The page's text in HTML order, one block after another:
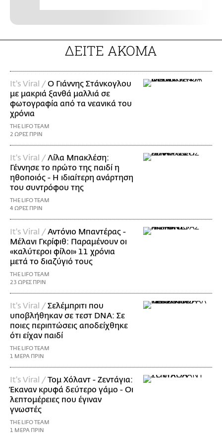
ΔΕΙΤΕ ΑΚΟΜΑ
It's Viral / Ο Γιάννης Στάνκογλου
με μακριά ξανθά μαλλιά σε
φωτογραφία από τα νεανικά του
χρόνια
THE LIFO TEAM
2 ΩΡΕΣ ΠΡΙΝ
It's Viral / Λίλα Μπακλέση:
Γέννησε το πρώτο της παιδί η
ηθοποιός - Η ιδιαίτερη ανάρτηση
του συντρόφου της
THE LIFO TEAM
4 ΩΡΕΣ ΠΡΙΝ
It's Viral / Αντόνιο Μπαντέρας -
Μέλανι Γκρίφιθ: Παραμένουν οι
«καλύτεροι φίλοι» 11 χρόνια
μετά το διαζύγιό τους
THE LIFO TEAM
23 ΩΡΕΣ ΠΡΙΝ
It's Viral / Σελέμπριτι που
υποβλήθηκαν σε τεστ DNA: Σε
ποιες περιπτώσεις αποδείχθηκε
ότι είχαν παιδί
THE LIFO TEAM
1 ΜΕΡΑ ΠΡΙΝ
It's Viral / Τομ Χόλαντ - Ζεντάγια:
Έκαναν κρυφά δεύτερο γάμο - Οι
λεπτομέρειες που έγιναν
γνωστές
THE LIFO TEAM
1 ΜΕΡΑ ΠΡΙΝ